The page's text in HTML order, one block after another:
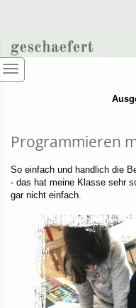
Programmieren
So einfach und handlich die
- das hat meine Klasse sehr
gar nicht einfach.